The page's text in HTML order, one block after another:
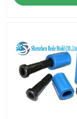
Over ons
Contacten